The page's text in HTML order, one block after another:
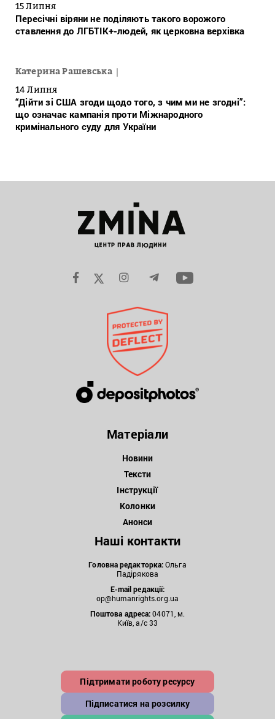
15 Липня
Пересічні віряни не поділяють такого ворожого
ставлення до ЛГБТІК+-людей, як церковна верхівка
Катерина Рашевська
14 Липня
“Дійти зі США згоди щодо того, з чим ми не згодні”:
що означає кампанія проти Міжнародного
кримінального суду для України
Матеріали
Новини
Тексти
Інструкції
Колонки
Анонси
Наші контакти
Головна редакторка:Ольга
Падірякова
E-mail редакції:
op@humanrights.org.ua
Поштова адреса:04071, м.
Київ, а/с 33
Підтримати роботу ресурсу
Підписатися на розсилку